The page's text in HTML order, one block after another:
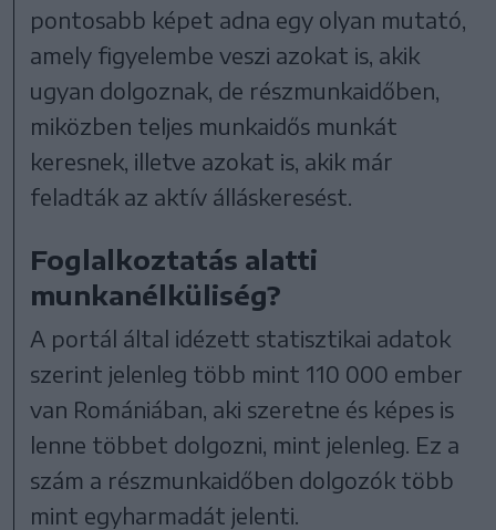
pontosabb képet adna egy olyan mutató,
amely figyelembe veszi azokat is, akik
ugyan dolgoznak, de részmunkaidőben,
miközben teljes munkaidős munkát
keresnek, illetve azokat is, akik már
feladták az aktív álláskeresést.
Foglalkoztatás alatti
munkanélküliség?
A portál által idézett statisztikai adatok
szerint jelenleg több mint 110 000 ember
van Romániában, aki szeretne és képes is
lenne többet dolgozni, mint jelenleg. Ez a
szám a részmunkaidőben dolgozók több
mint egyharmadát jelenti.